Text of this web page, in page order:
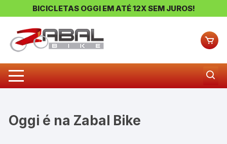
BICICLETAS OGGI EM ATÉ 12X SEM JUROS!
Oggi